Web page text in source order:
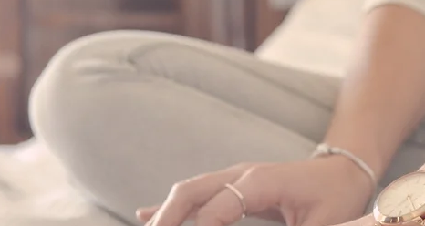
étudiantes de la Chaire
GPS!